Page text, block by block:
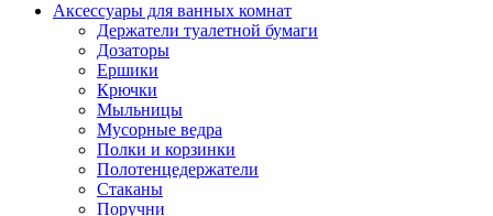
Аксессуары для ванных комнат
Держатели туалетной бумаги
Дозаторы
Ершики
Крючки
Мыльницы
Мусорные ведра
Полки и корзинки
Полотенцедержатели
Стаканы
Поручни